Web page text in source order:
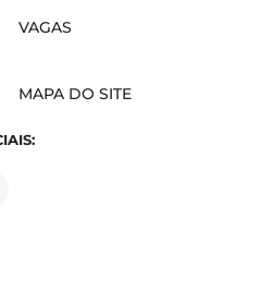
VAGAS
MAPA DO SITE